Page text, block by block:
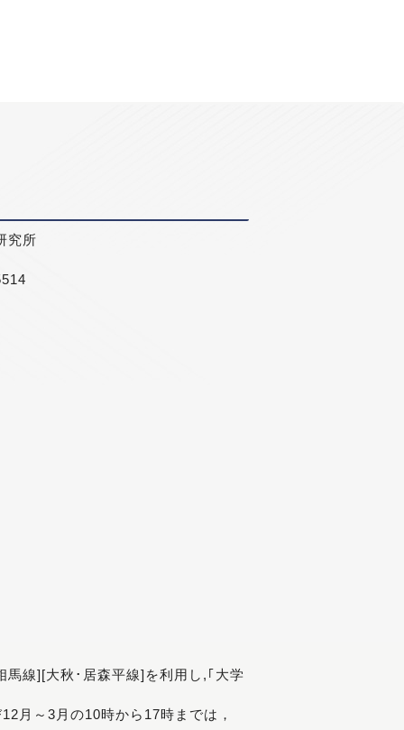
究所
線][大秋･居森平線]を利用し,｢大学
月～3月の10時から17時までは，